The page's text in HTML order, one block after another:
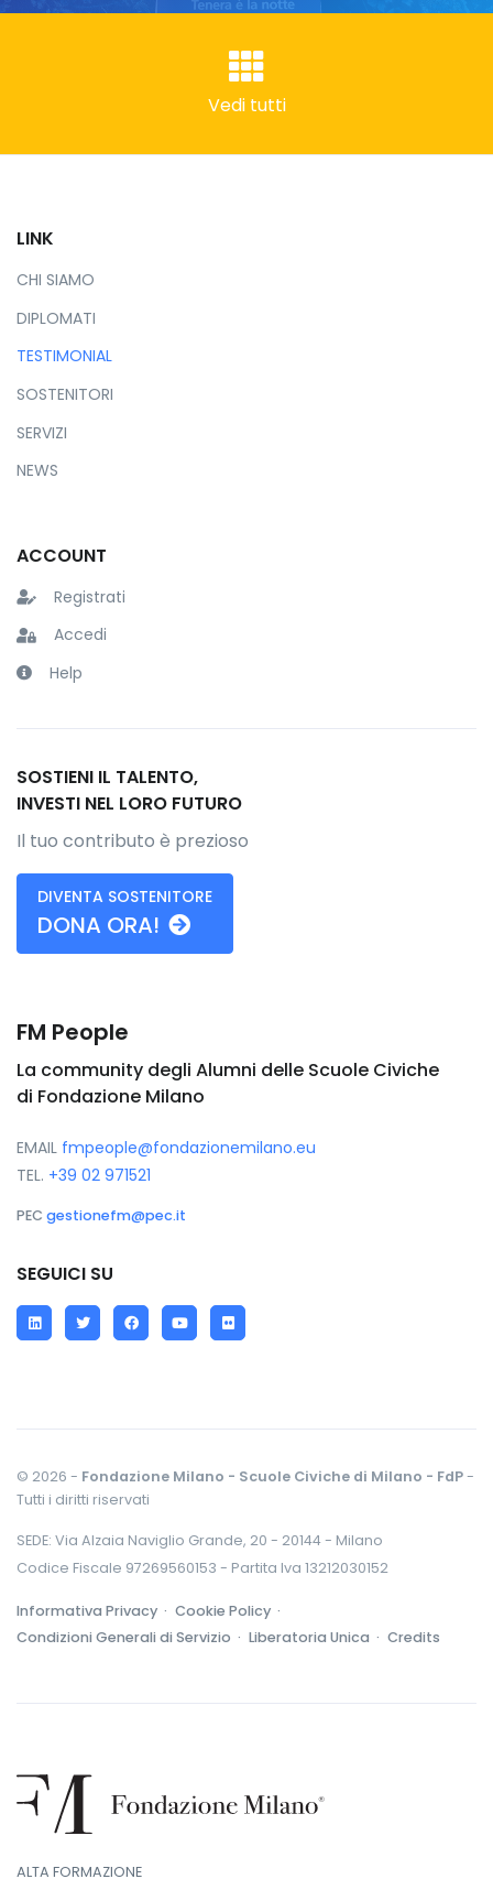
Vedi tutti
LINK
CHI SIAMO
DIPLOMATI
TESTIMONIAL
SOSTENITORI
SERVIZI
NEWS
ACCOUNT
Registrati
Accedi
Help
SOSTIENI IL TALENTO,
INVESTI NEL LORO FUTURO
Il tuo contributo è prezioso
DIVENTA SOSTENITORE
DONA ORA!
FM People
La community degli Alumni delle Scuole Civiche
di Fondazione Milano
EMAIL fmpeople@fondazionemilano.eu
TEL. +39 02 971521
PEC gestionefm@pec.it
SEGUICI SU
LinkedInTwitterFacebookYouTube
Flickr
© 2026 - Fondazione Milano - Scuole Civiche di Milano - FdP-
Tutti i diritti riservati
SEDE: Via Alzaia Naviglio Grande, 20 - 20144 - Milano
Codice Fiscale 97269560153 - Partita Iva 13212030152
Informativa Privacy · Cookie Policy ·
Condizioni Generali di Servizio · Liberatoria Unica · Credits
ALTA FORMAZIONE